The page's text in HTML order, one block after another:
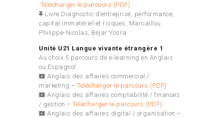
Télécharger le parcours (PDF)
Livre Diagnostic d’entreprise, performance,
capital immatériel et risques, Marcaillou
Philippe-Nicolas, Béjar Yosra
Unité U21 Langue vivante étrangère 1
Au choix 5 parcours de e-learning en Anglais
ou Espagnol :
Anglais des affaires commercial /
marketing – Télécharger le parcours (PDF)
Anglais des affaires comptabilité / finances
/ gestion – Télécharger le parcours (PDF)
Anglais des affaires digital / organisation –